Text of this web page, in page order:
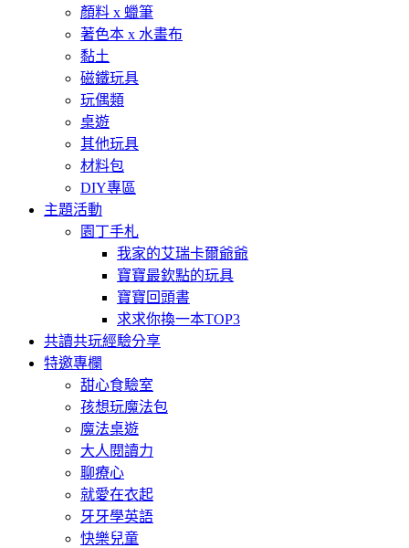
顏料 x 蠟筆
著色本 x 水畫布
黏土
磁鐵玩具
玩偶類
桌遊
其他玩具
材料包
DIY專區
主題活動
園丁手札
我家的艾瑞卡爾爺爺
寶寶最欽點的玩具
寶寶回頭書
求求你換一本TOP3
共讀共玩經驗分享
特邀專欄
甜心食驗室
孩想玩魔法包
魔法桌遊
大人閱讀力
聊療心
就愛在衣起
牙牙學英語
快樂兒童